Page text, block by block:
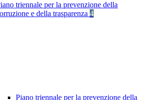
triennale per la prevenzione della
e della trasparenza 4
Piano triennale per la prevenzione della